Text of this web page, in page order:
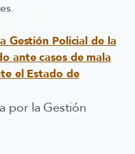
Gestión Policial de la
ante casos de mala
el Estado de
por la Gestión